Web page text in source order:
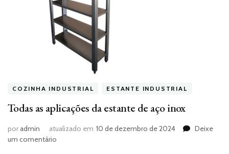
COZINHA INDUSTRIAL ESTANTE INDUSTRIAL
Todas as aplicações da estante de aço inox
poradmin atualizado em 10 de dezembro de 2024
Deixe
um comentário